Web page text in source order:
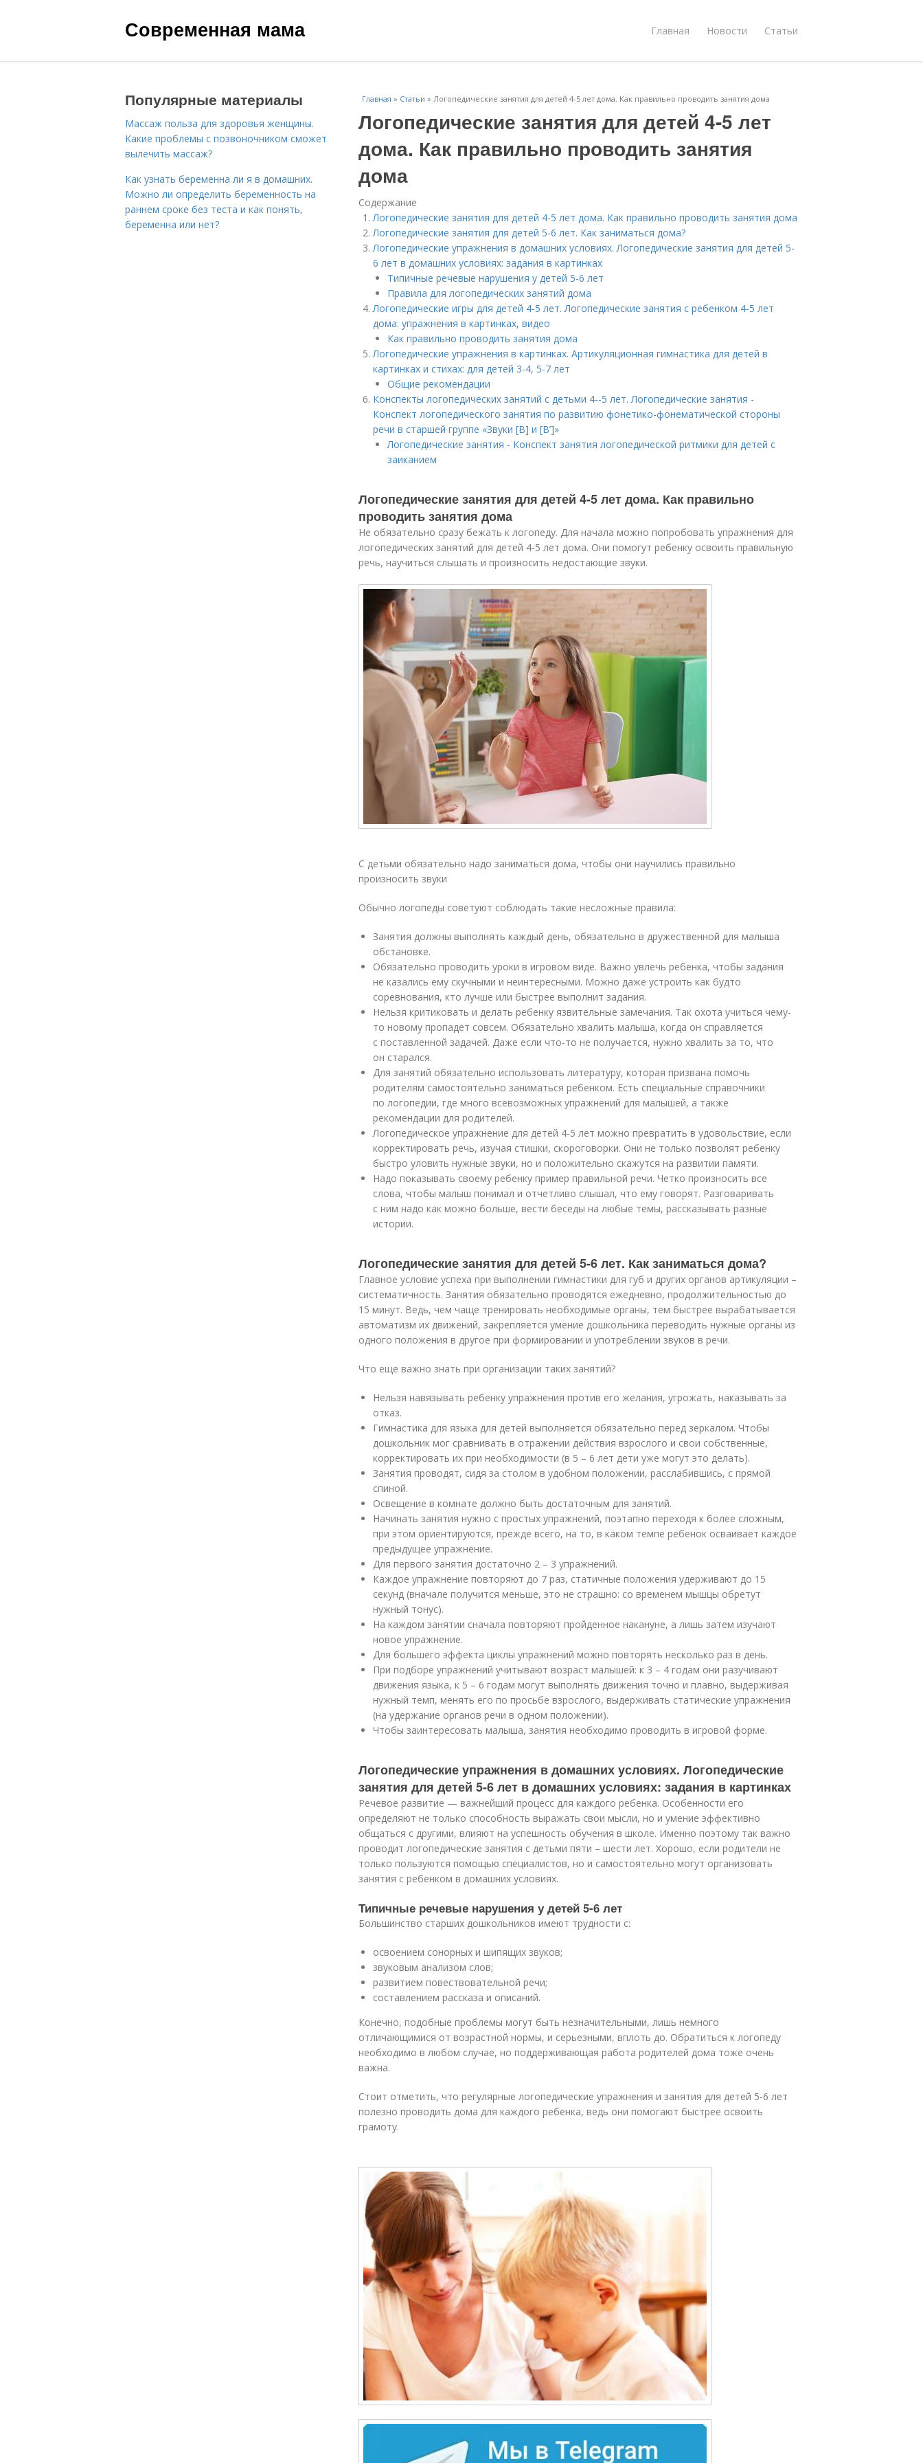
Современная мама Главная Новости Статьи
Главная » Статьи » Логопедические занятия для детей 4-5 лет дома. Как правильно проводить занятия дома
Логопедические занятия для детей 4-5 лет
дома. Как правильно проводить занятия
дома
Содержание
Логопедические занятия для детей 4-5 лет дома. Как правильно проводить занятия дома
Логопедические занятия для детей 5-6 лет. Как заниматься дома?
Логопедические упражнения в домашних условиях. Логопедические занятия для детей 5-
6 лет в домашних условиях: задания в картинках
Типичные речевые нарушения у детей 5-6 лет
Правила для логопедических занятий дома
Логопедические игры для детей 4-5 лет. Логопедические занятия с ребенком 4-5 лет
дома: упражнения в картинках, видео
Как правильно проводить занятия дома
Логопедические упражнения в картинках. Артикуляционная гимнастика для детей в
картинках и стихах: для детей 3-4, 5-7 лет
Общие рекомендации
Конспекты логопедических занятий с детьми 4--5 лет. Логопедические занятия -
Конспект логопедического занятия по развитию фонетико-фонематической стороны
речи в старшей группе «Звуки [В] и [В’]»
Логопедические занятия - Конспект занятия логопедической ритмики для детей с
заиканием
Логопедические занятия для детей 4-5 лет дома. Как правильно
проводить занятия дома
Не обязательно сразу бежать к логопеду. Для начала можно попробовать упражнения для
логопедических занятий для детей 4-5 лет дома. Они помогут ребенку освоить правильную
речь, научиться слышать и произносить недостающие звуки.
С детьми обязательно надо заниматься дома, чтобы они научились правильно
произносить звуки
Обычно логопеды советуют соблюдать такие несложные правила:
Занятия должны выполнять каждый день, обязательно в дружественной для малыша
обстановке.
Обязательно проводить уроки в игровом виде. Важно увлечь ребенка, чтобы задания
не казались ему скучными и неинтересными. Можно даже устроить как будто
соревнования, кто лучше или быстрее выполнит задания.
Нельзя критиковать и делать ребенку язвительные замечания. Так охота учиться чему-
то новому пропадет совсем. Обязательно хвалить малыша, когда он справляется
с поставленной задачей. Даже если что-то не получается, нужно хвалить за то, что
он старался.
Для занятий обязательно использовать литературу, которая призвана помочь
родителям самостоятельно заниматься ребенком. Есть специальные справочники
по логопедии, где много всевозможных упражнений для малышей, а также
рекомендации для родителей.
Логопедическое упражнение для детей 4-5 лет можно превратить в удовольствие, если
корректировать речь, изучая стишки, скороговорки. Они не только позволят ребенку
быстро уловить нужные звуки, но и положительно скажутся на развитии памяти.
Надо показывать своему ребенку пример правильной речи. Четко произносить все
слова, чтобы малыш понимал и отчетливо слышал, что ему говорят. Разговаривать
с ним надо как можно больше, вести беседы на любые темы, рассказывать разные
истории.
Логопедические занятия для детей 5-6 лет. Как заниматься дома?
Главное условие успеха при выполнении гимнастики для губ и других органов артикуляции –
систематичность. Занятия обязательно проводятся ежедневно, продолжительностью до
15 минут. Ведь, чем чаще тренировать необходимые органы, тем быстрее вырабатывается
автоматизм их движений, закрепляется умение дошкольника переводить нужные органы из
одного положения в другое при формировании и употреблении звуков в речи.
Что еще важно знать при организации таких занятий?
Нельзя навязывать ребенку упражнения против его желания, угрожать, наказывать за
отказ.
Гимнастика для языка для детей выполняется обязательно перед зеркалом. Чтобы
дошкольник мог сравнивать в отражении действия взрослого и свои собственные,
корректировать их при необходимости (в 5 – 6 лет дети уже могут это делать).
Занятия проводят, сидя за столом в удобном положении, расслабившись, с прямой
спиной.
Освещение в комнате должно быть достаточным для занятий.
Начинать занятия нужно с простых упражнений, поэтапно переходя к более сложным,
при этом ориентируются, прежде всего, на то, в каком темпе ребенок осваивает каждое
предыдущее упражнение.
Для первого занятия достаточно 2 – 3 упражнений.
Каждое упражнение повторяют до 7 раз, статичные положения удерживают до 15
секунд (вначале получится меньше, это не страшно: со временем мышцы обретут
нужный тонус).
На каждом занятии сначала повторяют пройденное накануне, а лишь затем изучают
новое упражнение.
Для большего эффекта циклы упражнений можно повторять несколько раз в день.
При подборе упражнений учитывают возраст малышей: к 3 – 4 годам они разучивают
движения языка, к 5 – 6 годам могут выполнять движения точно и плавно, выдерживая
нужный темп, менять его по просьбе взрослого, выдерживать статические упражнения
(на удержание органов речи в одном положении).
Чтобы заинтересовать малыша, занятия необходимо проводить в игровой форме.
Логопедические упражнения в домашних условиях. Логопедические
занятия для детей 5-6 лет в домашних условиях: задания в картинках
Речевое развитие — важнейший процесс для каждого ребенка. Особенности его
определяют не только способность выражать свои мысли, но и умение эффективно
общаться с другими, влияют на успешность обучения в школе. Именно поэтому так важно
проводит логопедические занятия с детьми пяти – шести лет. Хорошо, если родители не
только пользуются помощью специалистов, но и самостоятельно могут организовать
занятия с ребенком в домашних условиях.
Типичные речевые нарушения у детей 5-6 лет
Большинство старших дошкольников имеют трудности с:
освоением сонорных и шипящих звуков;
звуковым анализом слов;
развитием повествовательной речи;
составлением рассказа и описаний.
Конечно, подобные проблемы могут быть незначительными, лишь немного
отличающимися от возрастной нормы, и серьезными, вплоть до. Обратиться к логопеду
необходимо в любом случае, но поддерживающая работа родителей дома тоже очень
важна.
Стоит отметить, что регулярные логопедические упражнения и занятия для детей 5-6 лет
полезно проводить дома для каждого ребенка, ведь они помогают быстрее освоить
грамоту.
Популярные материалы
Массаж польза для здоровья женщины.
Какие проблемы с позвоночником сможет
вылечить массаж?
Как узнать беременна ли я в домашних.
Можно ли определить беременность на
раннем сроке без теста и как понять,
беременна или нет?